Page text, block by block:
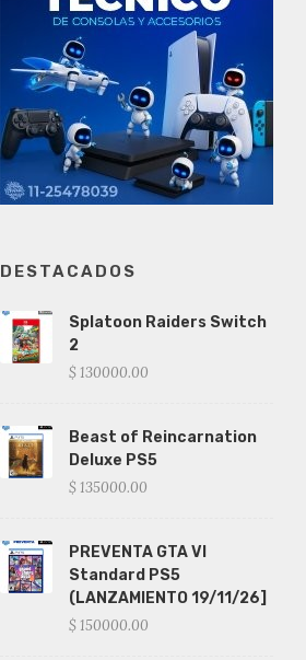
DESTACADOS
Splatoon Raiders Switch
2
$ 130000.00
Beast of Reincarnation
Deluxe PS5
$ 135000.00
PREVENTA GTA VI
Standard PS5
(LANZAMIENTO 19/11/26]
$ 150000.00